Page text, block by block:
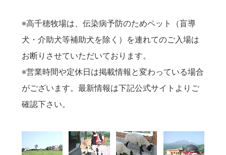
※高千穂牧場は、伝染病予防のためペット（盲導
犬・介助犬等補助犬を除く）を連れてのご入場は
お断りさせていただいております。
※営業時間や定休日は掲載情報と変わっている場合
がございます。最新情報は下記公式サイトよりご
確認下さい。